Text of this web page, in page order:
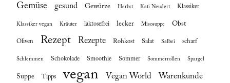
Gemüse gesund Gewürze Herbst Kati Neudert Klassiker
Klassiker vegan Kräuter laktosefrei lecker Misosuppe Obst
Oliven Rezept Rezepte Rohkost Salat Salbei scharf
Schlemmen Schokolade Smoothie Sommer Sommerrollen Spargel
Suppe Tipps vegan Vegan World Warenkunde